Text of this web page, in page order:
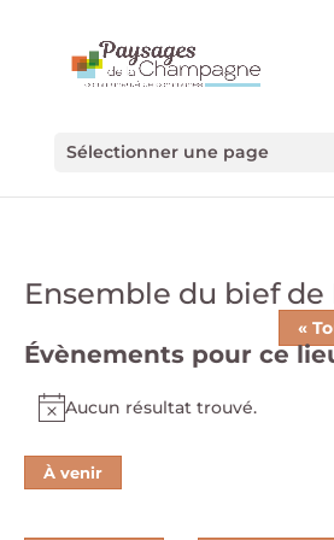
Sélectionner une page
Ensemble du bief de
«
Évènements pour ce
Notice
Aucun résultat trouvé.
À venir